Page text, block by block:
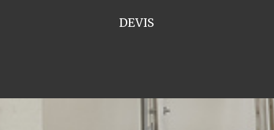
DEVIS